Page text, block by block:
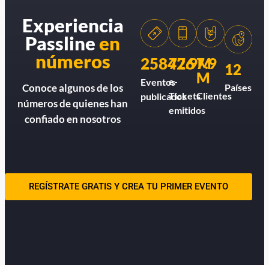
Experiencia
Passlineen
números
Conoce algunos de los
números de quienes han
confiado en nosotros
258426
Eventos
publicados
77.9M
e-
Tickets
emitidos
7.9
M
Clientes
12
Países
REGÍSTRATE GRATIS Y CREA TU PRIMER EVENTO